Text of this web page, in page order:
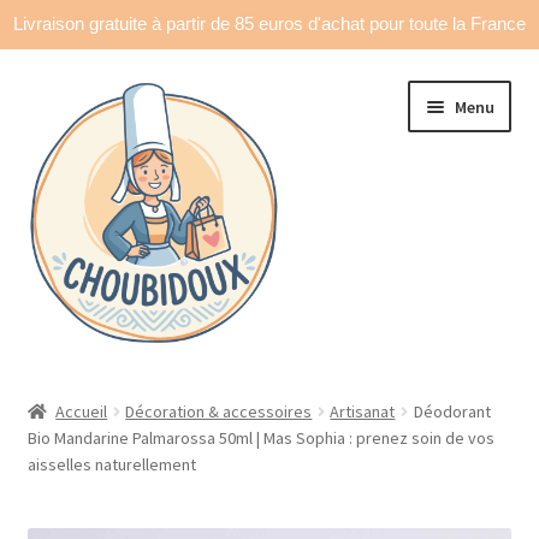
Livraison gratuite à partir de 85 euros d'achat pour toute la France
navigation
contenu
Menu
Made in France
le
Accueil Décoration & accessoires Artisanat
Déodorant
Bio Mandarine Palmarossa 50ml | Mas Sophia : prenez soin de vos
aisselles naturellement